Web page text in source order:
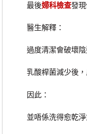
最後婦科檢查發現
醫生解釋：
過度清潔會破壞陰
乳酸桿菌減少後，
因此：
並唔係洗得愈乾淨